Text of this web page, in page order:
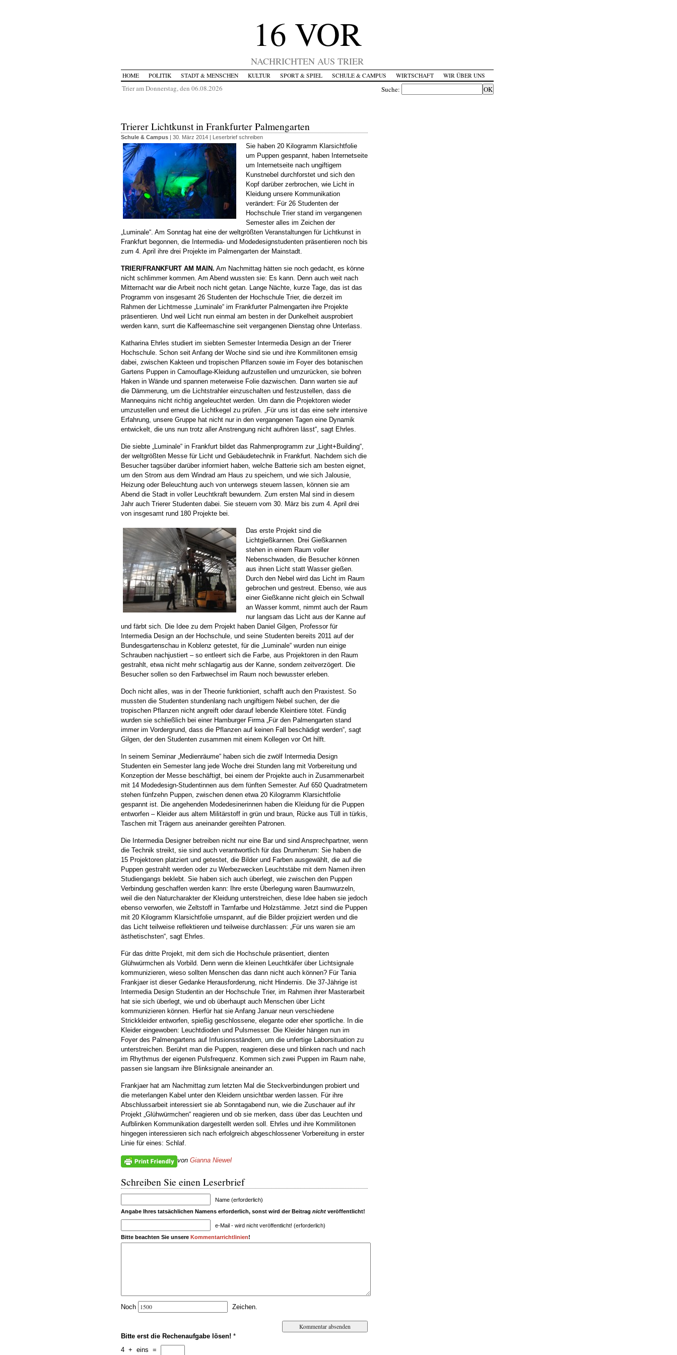
16 VOR
NACHRICHTEN AUS TRIER
HOME POLITIK STADT & MENSCHEN KULTUR SPORT & SPIEL SCHULE & CAMPUS WIRTSCHAFT WIR ÜBER UNS
Trier am Donnerstag, den 06.08.2026 Suche:
Trierer Lichtkunst in Frankfurter Palmengarten
Schule & Campus | 30. März 2014 | Leserbrief schreiben
Sie haben 20 Kilogramm Klarsichtfolie
um Puppen gespannt, haben Internetseite
um Internetseite nach ungiftigem
Kunstnebel durchforstet und sich den
Kopf darüber zerbrochen, wie Licht in
Kleidung unsere Kommunikation
verändert: Für 26 Studenten der
Hochschule Trier stand im vergangenen
Semester alles im Zeichen der
„Luminale“. Am Sonntag hat eine der weltgrößten Veranstaltungen für Lichtkunst in
Frankfurt begonnen, die Intermedia- und Modedesignstudenten präsentieren noch bis
zum 4. April ihre drei Projekte im Palmengarten der Mainstadt.
TRIER/FRANKFURT AM MAIN. Am Nachmittag hätten sie noch gedacht, es könne
nicht schlimmer kommen. Am Abend wussten sie: Es kann. Denn auch weit nach
Mitternacht war die Arbeit noch nicht getan. Lange Nächte, kurze Tage, das ist das
Programm von insgesamt 26 Studenten der Hochschule Trier, die derzeit im
Rahmen der Lichtmesse „Luminale“ im Frankfurter Palmengarten ihre Projekte
präsentieren. Und weil Licht nun einmal am besten in der Dunkelheit ausprobiert
werden kann, surrt die Kaffeemaschine seit vergangenen Dienstag ohne Unterlass.
Katharina Ehrles studiert im siebten Semester Intermedia Design an der Trierer
Hochschule. Schon seit Anfang der Woche sind sie und ihre Kommilitonen emsig
dabei, zwischen Kakteen und tropischen Pflanzen sowie im Foyer des botanischen
Gartens Puppen in Camouflage-Kleidung aufzustellen und umzurücken, sie bohren
Haken in Wände und spannen meterweise Folie dazwischen. Dann warten sie auf
die Dämmerung, um die Lichtstrahler einzuschalten und festzustellen, dass die
Mannequins nicht richtig angeleuchtet werden. Um dann die Projektoren wieder
umzustellen und erneut die Lichtkegel zu prüfen. „Für uns ist das eine sehr intensive
Erfahrung, unsere Gruppe hat nicht nur in den vergangenen Tagen eine Dynamik
entwickelt, die uns nun trotz aller Anstrengung nicht aufhören lässt“, sagt Ehrles.
Die siebte „Luminale“ in Frankfurt bildet das Rahmenprogramm zur „Light+Building“,
der weltgrößten Messe für Licht und Gebäudetechnik in Frankfurt. Nachdem sich die
Besucher tagsüber darüber informiert haben, welche Batterie sich am besten eignet,
um den Strom aus dem Windrad am Haus zu speichern, und wie sich Jalousie,
Heizung oder Beleuchtung auch von unterwegs steuern lassen, können sie am
Abend die Stadt in voller Leuchtkraft bewundern. Zum ersten Mal sind in diesem
Jahr auch Trierer Studenten dabei. Sie steuern vom 30. März bis zum 4. April drei
von insgesamt rund 180 Projekte bei.
Das erste Projekt sind die
Lichtgießkannen. Drei Gießkannen
stehen in einem Raum voller
Nebenschwaden, die Besucher können
aus ihnen Licht statt Wasser gießen.
Durch den Nebel wird das Licht im Raum
gebrochen und gestreut. Ebenso, wie aus
einer Gießkanne nicht gleich ein Schwall
an Wasser kommt, nimmt auch der Raum
nur langsam das Licht aus der Kanne auf
und färbt sich. Die Idee zu dem Projekt haben Daniel Gilgen, Professor für
Intermedia Design an der Hochschule, und seine Studenten bereits 2011 auf der
Bundesgartenschau in Koblenz getestet, für die „Luminale“ wurden nun einige
Schrauben nachjustiert – so entleert sich die Farbe, aus Projektoren in den Raum
gestrahlt, etwa nicht mehr schlagartig aus der Kanne, sondern zeitverzögert. Die
Besucher sollen so den Farbwechsel im Raum noch bewusster erleben.
Doch nicht alles, was in der Theorie funktioniert, schafft auch den Praxistest. So
mussten die Studenten stundenlang nach ungiftigem Nebel suchen, der die
tropischen Pflanzen nicht angreift oder darauf lebende Kleintiere tötet. Fündig
wurden sie schließlich bei einer Hamburger Firma „Für den Palmengarten stand
immer im Vordergrund, dass die Pflanzen auf keinen Fall beschädigt werden“, sagt
Gilgen, der den Studenten zusammen mit einem Kollegen vor Ort hilft.
In seinem Seminar „Medienräume“ haben sich die zwölf Intermedia Design
Studenten ein Semester lang jede Woche drei Stunden lang mit Vorbereitung und
Konzeption der Messe beschäftigt, bei einem der Projekte auch in Zusammenarbeit
mit 14 Modedesign-Studentinnen aus dem fünften Semester. Auf 650 Quadratmetern
stehen fünfzehn Puppen, zwischen denen etwa 20 Kilogramm Klarsichtfolie
gespannt ist. Die angehenden Modedesinerinnen haben die Kleidung für die Puppen
entworfen – Kleider aus altem Militärstoff in grün und braun, Rücke aus Tüll in türkis,
Taschen mit Trägern aus aneinander gereihten Patronen.
Die Intermedia Designer betreiben nicht nur eine Bar und sind Ansprechpartner, wenn
die Technik streikt, sie sind auch verantwortlich für das Drumherum: Sie haben die
15 Projektoren platziert und getestet, die Bilder und Farben ausgewählt, die auf die
Puppen gestrahlt werden oder zu Werbezwecken Leuchtstäbe mit dem Namen ihren
Studiengangs beklebt. Sie haben sich auch überlegt, wie zwischen den Puppen
Verbindung geschaffen werden kann: Ihre erste Überlegung waren Baumwurzeln,
weil die den Naturcharakter der Kleidung unterstreichen, diese Idee haben sie jedoch
ebenso verworfen, wie Zeltstoff in Tarnfarbe und Holzstämme. Jetzt sind die Puppen
mit 20 Kilogramm Klarsichtfolie umspannt, auf die Bilder projiziert werden und die
das Licht teilweise reflektieren und teilweise durchlassen: „Für uns waren sie am
ästhetischsten“, sagt Ehrles.
Für das dritte Projekt, mit dem sich die Hochschule präsentiert, dienten
Glühwürmchen als Vorbild. Denn wenn die kleinen Leuchtkäfer über Lichtsignale
kommunizieren, wieso sollten Menschen das dann nicht auch können? Für Tania
Frankjaer ist dieser Gedanke Herausforderung, nicht Hindernis. Die 37-Jährige ist
Intermedia Design Studentin an der Hochschule Trier, im Rahmen ihrer Masterarbeit
hat sie sich überlegt, wie und ob überhaupt auch Menschen über Licht
kommunizieren können. Hierfür hat sie Anfang Januar neun verschiedene
Strickkleider entworfen, spießig geschlossene, elegante oder eher sportliche. In die
Kleider eingewoben: Leuchtdioden und Pulsmesser. Die Kleider hängen nun im
Foyer des Palmengartens auf Infusionsständern, um die unfertige Laborsituation zu
unterstreichen. Berührt man die Puppen, reagieren diese und blinken nach und nach
im Rhythmus der eigenen Pulsfrequenz. Kommen sich zwei Puppen im Raum nahe,
passen sie langsam ihre Blinksignale aneinander an.
Frankjaer hat am Nachmittag zum letzten Mal die Steckverbindungen probiert und
die meterlangen Kabel unter den Kleidern unsichtbar werden lassen. Für ihre
Abschlussarbeit interessiert sie ab Sonntagabend nun, wie die Zuschauer auf ihr
Projekt „Glühwürmchen“ reagieren und ob sie merken, dass über das Leuchten und
Aufblinken Kommunikation dargestellt werden soll. Ehrles und ihre Kommilitonen
hingegen interessieren sich nach erfolgreich abgeschlossener Vorbereitung in erster
Linie für eines: Schlaf.
von Gianna Niewel
Schreiben Sie einen Leserbrief
Name (erforderlich)
Angabe Ihres tatsächlichen Namens erforderlich, sonst wird der Beitrag nicht veröffentlicht!
e-Mail - wird nicht veröffentlicht! (erforderlich)
Bitte beachten Sie unsere Kommentarrichtlinien!
Noch Zeichen.
Bitte erst die Rechenaufgabe lösen! *
4 + eins =